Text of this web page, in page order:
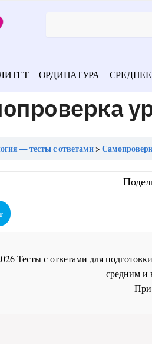
ОРДИНАТУРА СРЕДНЕЕ
— тесты с ответами
Тесты с ответами для
средним и
При